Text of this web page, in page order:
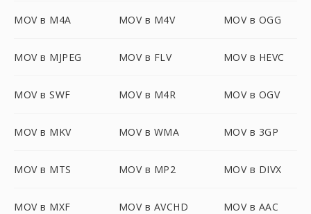
MOV в M4A MOV в M4V MOV в OGG
MOV в MJPEG MOV в FLV MOV в HEVC
MOV в SWF MOV в M4R MOV в OGV
MOV в MKV MOV в WMA MOV в 3GP
MOV в MTS MOV в MP2 MOV в DIVX
MOV в MXF MOV в AVCHD MOV в AAC